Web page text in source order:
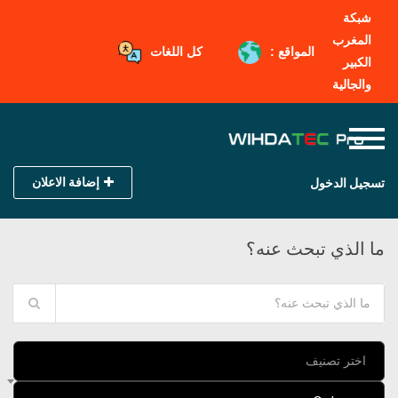
شبكة
المغرب
الكبير
والجالية
المواقع : كل اللغات
تسجيل الدخول إضافة الاعلان
ما الذي تبحث عنه؟
اختر تصنيف